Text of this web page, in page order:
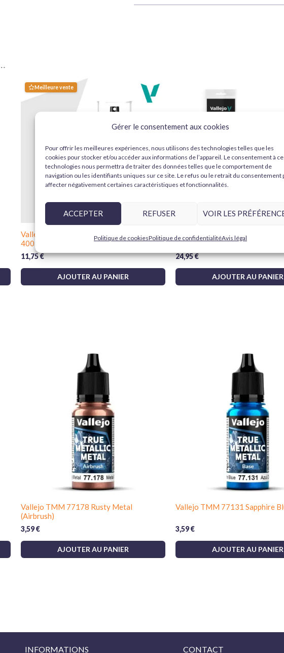
Gérer le consentement aux cookies
Pour offrir les meilleures expériences, nous utilisons des technologies telles que les
cookies pour stocker et/ou accéder aux informations de l’appareil. Le consentement à
technologies nous permettra de traiter des données telles que le comportement de
navigation ou les identifiants uniques sur ce site. Le refus ou le retrait du consentement
affecter négativement certaines caractéristiques et fonctionnalités.
ACCEPTER REFUSER VOIR LES
Politique de cookiesPolitique de confidentialitéAvis légal
de matériaux, y compris les résines
Khaki (Tamiya XF49
Finition :Lisse et impeccable
Choisissez Tamiya XF49 pour vos projets
Donnez vie à vos modèles, miniatures et
Meilleure vente
Vallejo Imprimación Gris 28011 Aerosol
400 ml
11,75€
AJOUTER AU PANIER
Vallejo Design Set Pro Modeler
pelo natural 0, 1 y 2
24,95€
AJOUTER AU PANIER
Vallejo TMM 77178 Rusty Metal
(Airbrush)
3,59€
AJOUTER AU PANIER
Vallejo TMM 77131 Sapphire
3,59€
AJOUTER AU PANIER
INFORMATIONS CONTACT